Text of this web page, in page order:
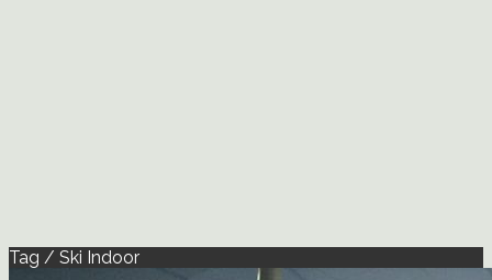
Tag / Ski Indoor